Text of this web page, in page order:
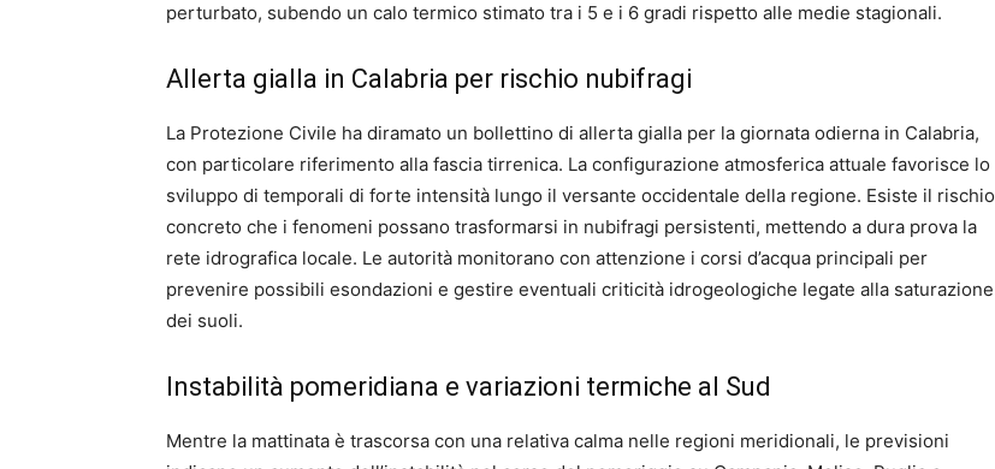
perturbato, subendo un calo termico stimato tra i 5 e i 6 gradi rispetto alle medie stagionali.
Allerta gialla in Calabria per rischio nubifragi
La Protezione Civile ha diramato un bollettino di allerta gialla per la giornata odierna in Calabria,
con particolare riferimento alla fascia tirrenica. La configurazione atmosferica attuale favorisce lo
sviluppo di temporali di forte intensità lungo il versante occidentale della regione. Esiste il rischio
concreto che i fenomeni possano trasformarsi in nubifragi persistenti, mettendo a dura prova la
rete idrografica locale. Le autorità monitorano con attenzione i corsi d’acqua principali per
prevenire possibili esondazioni e gestire eventuali criticità idrogeologiche legate alla saturazione
dei suoli.
Instabilità pomeridiana e variazioni termiche al Sud
Mentre la mattinata è trascorsa con una relativa calma nelle regioni meridionali, le previsioni